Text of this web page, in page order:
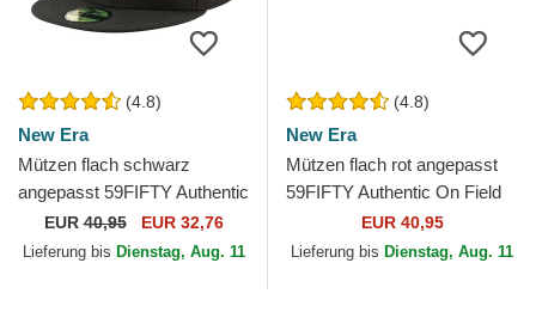
(4.8)
New Era
Mützen flach schwarz
angepasst 59FIFTY Authentic
On Field Game der Chicago
White Sox MLB von New Era
EUR40,95 EUR 32,76
Lieferung bis Dienstag, Aug. 11
(4.8)
New Era
Mützen flach rot angepasst
59FIFTY Authentic On Field
der Los Angeles Angels MLB
von New Era
EUR 40,95
Lieferung bis Dienstag, Aug. 11